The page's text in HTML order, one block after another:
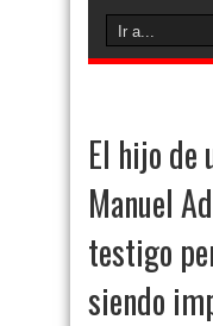
El hijo de
Manuel
testigo
siendo